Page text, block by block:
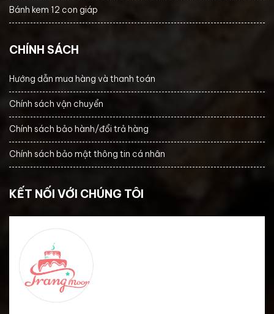
Bánh kem 12 con giáp
CHÍNH SÁCH
Hướng dẫn mua hàng và thanh toán
Chính sách vận chuyển
Chính sách bảo hành/đổi trả hàng
Chính sách bảo mật thông tin cá nhân
KẾT NỐI VỚI CHÚNG TÔI